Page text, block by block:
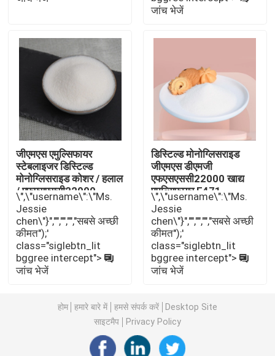
समाचार
एक उद्धरण का अनुरोध करें
E471 खाद्य पायसीकारी
खाद्य ग्रेड पायसीकारी
प्राकृतिक खाद्य पायसीकारी
डिस्टिल्ड मोनोग्लिसराइड
मोनो और डाइग्लिसराइड्स
ग्लिसरॉल मोनोस्टियरेट
केक इम्प्रूव इमल्सीफायर
जांच भेजें
जीएमएस एमुल्सिफायर
स्टेबलाइजर डिस्टिल्ड
मोनोग्लिसराइड कोशर / हलाल
/ एफएसएससी22000
प्रमाणन
\",\"username\":\"Ms.
Jessie
chen\"}","","","","सबसे अच्छी
कीमत");'
class="siglebtn_lit
bggree intercept">
जांच भेजें
डिस्टिल्ड मोनोग्लिसराइड
जीएमएस डीएमजी
एफएसएससी22000 खाद्य
एमुल्सिफायर E471
\",\"username\":\"Ms.
Jessie
chen\"}","","","","सबसे अच्छी
कीमत");'
class="siglebtn_lit
bggree intercept">
जांच भेजें
होम हमारे बारे में हमसे संपर्क करें
Desktop Site
साइटमैप
Privacy Policy